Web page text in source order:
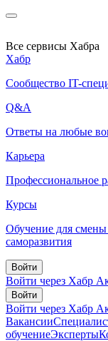
Все сервисы Хабра
Хабр
Сообщество IT-
Q&A
Ответы на любые
Карьера
Профессиональное
Курсы
Обучение для смены
саморазвития
Войти
Войти через Хабр
Войти
Войти через Хабр
Вакансии
обучениеЭксперты